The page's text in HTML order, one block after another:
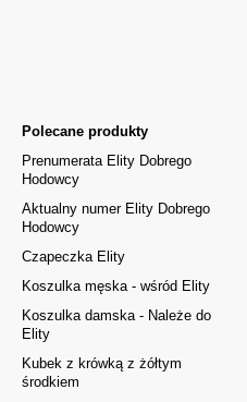
Polecane produkty
Prenumerata Elity Dobrego
Hodowcy
Aktualny numer Elity Dobrego
Hodowcy
Czapeczka Elity
Koszulka męska - wśród Elity
Koszulka damska - Należe do
Elity
Kubek z krówką z żółtym
środkiem